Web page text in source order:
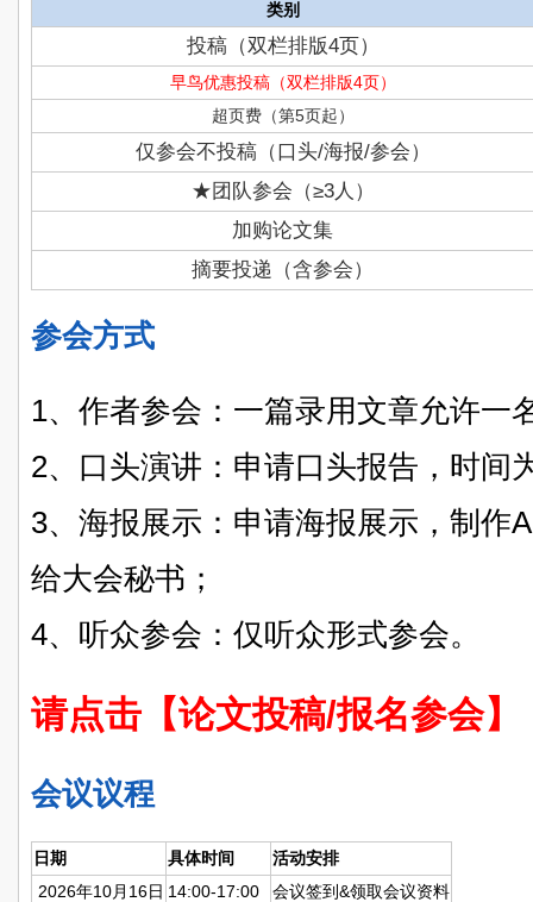
类别
投稿（双栏排版4页）
早鸟优惠投稿（双栏排版4页）
超页费（第5页起）
仅参会不投稿（口头/海报/参会）
★团队参会（≥3人）
加购论文集
摘要投递（含参会）
参会方式
1、作者参会：一篇录用文章允许一
2、口头演讲：申请口头报告，时间
3、海报展示：申请海报展示，制作
给大会秘书；
4、听众参会：仅听众形式参会。
请点击【论文投稿/报名参会】
会议议程
日期 具体时间
活动安排
2026年10月16日 14:00-17:00 会议签到&领取会议资料